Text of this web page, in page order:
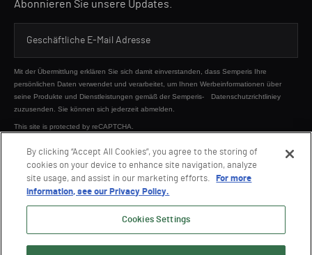
Abonnieren Sie unsere Updates.
Mit der Übermittlung erklären Sie sich damit einverstanden, dass Semperis Ihre
persönlichen Daten verwendet und verarbeitet, um Ihnen Werbeinformationen über
seine Produkte und Dienstleistungen gemäß der Semperis-
Datenschutzrichtliniey
zuzusenden. Sie können sich jederzeit abmelden.
This site is protected by reCAPTCHA.
SENDEN
By clicking “Accept All Cookies”, you agree to the storing of
cookies on your device to enhance site navigation, analyze
site usage, and assist in our marketing efforts.
For more
information, see our Privacy Policy.
Cookies Settings